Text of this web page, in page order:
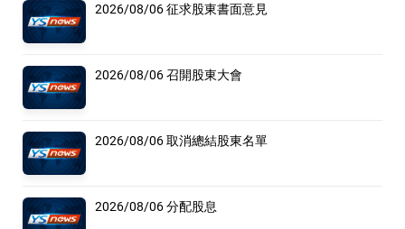
2026/08/06 征求股東書面意見
2026/08/06 召開股東大會
2026/08/06 取消總結股東名單
2026/08/06 分配股息